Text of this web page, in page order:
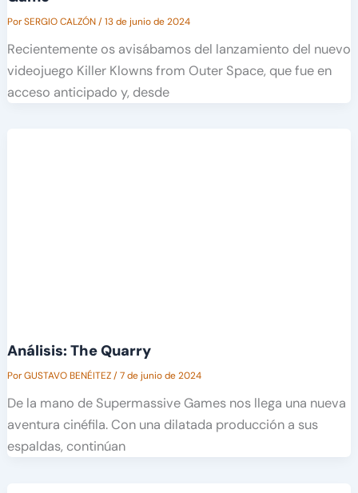
PorSERGIO CALZÓN/13 de junio de 2024
Recientemente os avisábamos del lanzamiento del nuevo
videojuego Killer Klowns from Outer Space, que fue en
acceso anticipado y, desde
Análisis: The Quarry
PorGUSTAVO BENÉITEZ/7 de junio de 2024
De la mano de Supermassive Games nos llega una nueva
aventura cinéfila. Con una dilatada producción a sus
espaldas, continúan